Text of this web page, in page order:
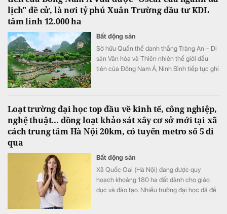
lịch" đề cử, là nơi tỷ phú Xuân Trường đầu tư KDL
tâm linh 12.000 ha
Bất động sản
Sở hữu Quần thể danh thắng Tràng An – Di
sản Văn hóa và Thiên nhiên thế giới đầu
tiên của Đông Nam Á, Ninh Bình tiếp tục ghi
Loạt trường đại học top đầu về kinh tế, công nghiệp,
nghệ thuật... đồng loạt khảo sát xây cơ sở mới tại xã
cách trung tâm Hà Nội 20km, có tuyến metro số 5 đi
qua
Bất động sản
Xã Quốc Oai (Hà Nội) đang được quy
hoạch khoảng 180 ha đất dành cho giáo
dục và đào tạo. Nhiều trường đại học đã đề